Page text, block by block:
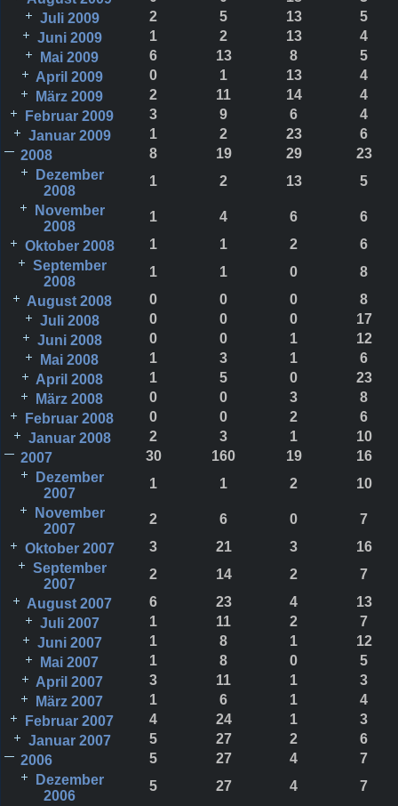
Juli 2009
2 5 13
5
Juni 2009
1 2 13
4
Mai 2009
6 13 8
5
April 2009
0 1 13
4
März 2009
2 11 14
4
Februar 2009
3 9 6
4
Januar 2009
1 2 23
6
2008
8 19 29
23
Dezember
2008
1 2 13
5
November
2008
1 4 6
6
Oktober 2008
1 1 2
6
September
2008
1 1 0
8
August 2008
0 0 0
8
Juli 2008
0 0 0
17
Juni 2008
0 0 1
12
Mai 2008
1 3 1
6
April 2008
1 5 0
23
März 2008
0 0 3
8
Februar 2008
0 0 2
6
Januar 2008
2 3 1
10
2007
30 160 19
16
Dezember
2007
1 1 2
10
November
2007
2 6 0
7
Oktober 2007
3 21 3
16
September
2007
2 14 2
7
August 2007
6 23 4
13
Juli 2007
1 11 2
7
Juni 2007
1 8 1
12
Mai 2007
1 8 0
5
April 2007
3 11 1
3
März 2007
1 6 1
4
Februar 2007
4 24 1
3
Januar 2007
5 27 2
6
2006
5 27 4
7
Dezember
2006
5 27 4 7